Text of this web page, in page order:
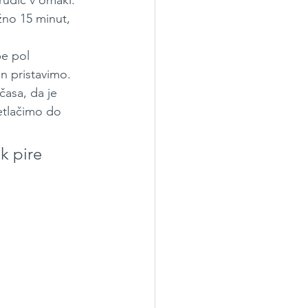
15 minut,
pol
pristavimo.
da je
do
pire